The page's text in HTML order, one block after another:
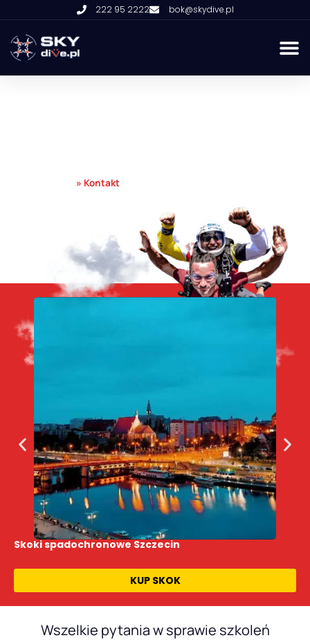
222 95 2222 bok@skydive.pl
» Kontakt
Skoki spadochronowe Szczecin
KUP SKOK
Wszelkie pytania w sprawie szkoleń